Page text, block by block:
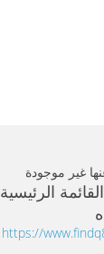
غير موجودة
الرئيسية
https://